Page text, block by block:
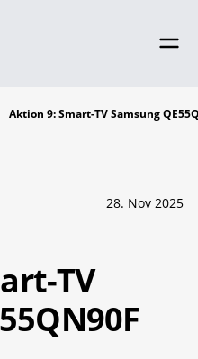
Aktion 9: Smart-TV Samsung
28. Nov 2025
TV